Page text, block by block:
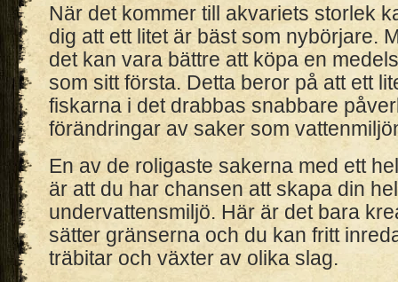
När det kommer till akvariets storlek
dig att ett litet är bäst som nybörjare.
det kan vara bättre att köpa en
som sitt första. Detta beror på att ett
fiskarna i det drabbas snabbare
förändringar av saker som
En av de roligaste sakerna med ett
är att du har chansen att skapa din
undervattensmiljö. Här är det bara
sätter gränserna och du kan fritt
träbitar och växter av olika slag.